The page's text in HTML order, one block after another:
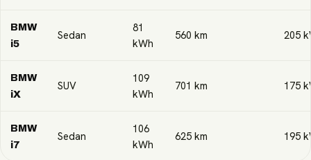
BMW
i5
Sedan
81
kWh
560 km 205
BMW
iX
SUV
109
kWh
701 km 175
BMW
i7
Sedan
106
kWh
625 km 195